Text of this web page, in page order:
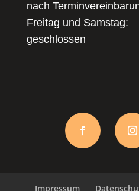
nach
Freitag und Samstag:
geschlossen
Impressum